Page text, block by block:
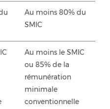
Au moins 80% du
SMIC
Au moins le SMIC
ou 85% de la
rémunération
minimale
conventionnelle